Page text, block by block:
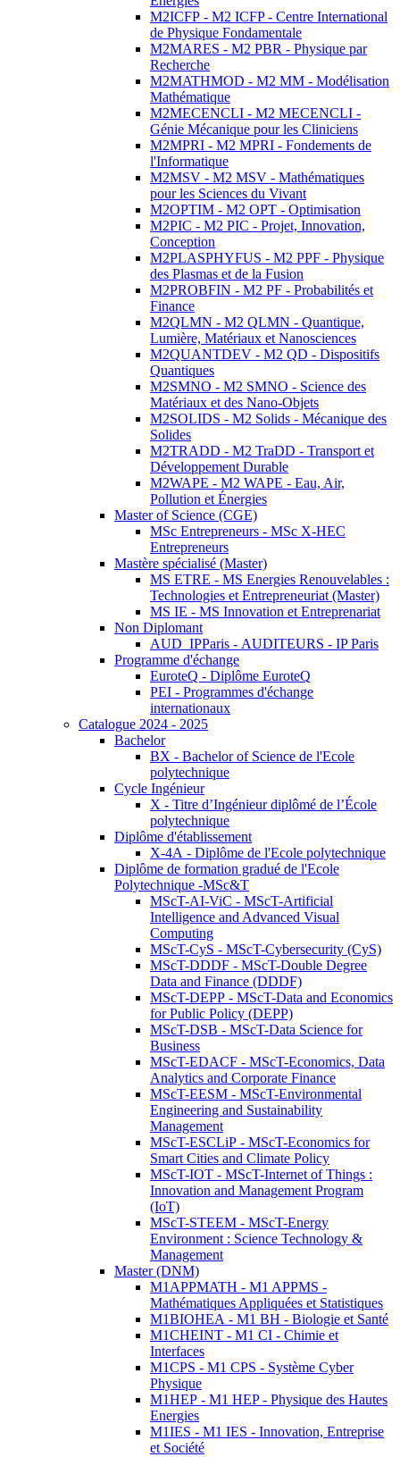
M2ICFP - M2 ICFP - Centre International
de Physique Fondamentale
M2MARES - M2 PBR - Physique par
Recherche
M2MATHMOD - M2 MM - Modélisation
Mathématique
M2MECENCLI - M2 MECENCLI -
Génie Mécanique pour les Cliniciens
M2MPRI - M2 MPRI - Fondements de
l'Informatique
M2MSV - M2 MSV - Mathématiques
pour les Sciences du Vivant
M2OPTIM - M2 OPT - Optimisation
M2PIC - M2 PIC - Projet, Innovation,
Conception
M2PLASPHYFUS - M2 PPF - Physique
des Plasmas et de la Fusion
M2PROBFIN - M2 PF - Probabilités et
Finance
M2QLMN - M2 QLMN - Quantique,
Lumière, Matériaux et Nanosciences
M2QUANTDEV - M2 QD - Dispositifs
Quantiques
M2SMNO - M2 SMNO - Science des
Matériaux et des Nano-Objets
M2SOLIDS - M2 Solids - Mécanique des
Solides
M2TRADD - M2 TraDD - Transport et
Développement Durable
M2WAPE - M2 WAPE - Eau, Air,
Pollution et Énergies
Master of Science (CGE)
MSc Entrepreneurs - MSc X-HEC
Entrepreneurs
Mastère spécialisé (Master)
MS ETRE - MS Energies Renouvelables :
Technologies et Entrepreneuriat (Master)
MS IE - MS Innovation et Entreprenariat
Non Diplomant
AUD_IPParis - AUDITEURS - IP Paris
Programme d'échange
EuroteQ - Diplôme EuroteQ
PEI - Programmes d'échange
internationaux
Catalogue 2024 - 2025
Bachelor
BX - Bachelor of Science de l'Ecole
polytechnique
Cycle Ingénieur
X - Titre d’Ingénieur diplômé de l’École
polytechnique
Diplôme d'établissement
X-4A - Diplôme de l'Ecole polytechnique
Diplôme de formation gradué de l'Ecole
Polytechnique -MSc&T
MScT-AI-ViC - MScT-Artificial
Intelligence and Advanced Visual
Computing
MScT-CyS - MScT-Cybersecurity (CyS)
MScT-DDDF - MScT-Double Degree
Data and Finance (DDDF)
MScT-DEPP - MScT-Data and Economics
for Public Policy (DEPP)
MScT-DSB - MScT-Data Science for
Business
MScT-EDACF - MScT-Economics, Data
Analytics and Corporate Finance
MScT-EESM - MScT-Environmental
Engineering and Sustainability
Management
MScT-ESCLiP - MScT-Economics for
Smart Cities and Climate Policy
MScT-IOT - MScT-Internet of Things :
Innovation and Management Program
(IoT)
MScT-STEEM - MScT-Energy
Environment : Science Technology &
Management
Master (DNM)
M1APPMATH - M1 APPMS -
Mathématiques Appliquées et Statistiques
M1BIOHEA - M1 BH - Biologie et Santé
M1CHEINT - M1 CI - Chimie et
Interfaces
M1CPS - M1 CPS - Système Cyber
Physique
M1HEP - M1 HEP - Physique des Hautes
Energies
M1IES - M1 IES - Innovation, Entreprise
et Société